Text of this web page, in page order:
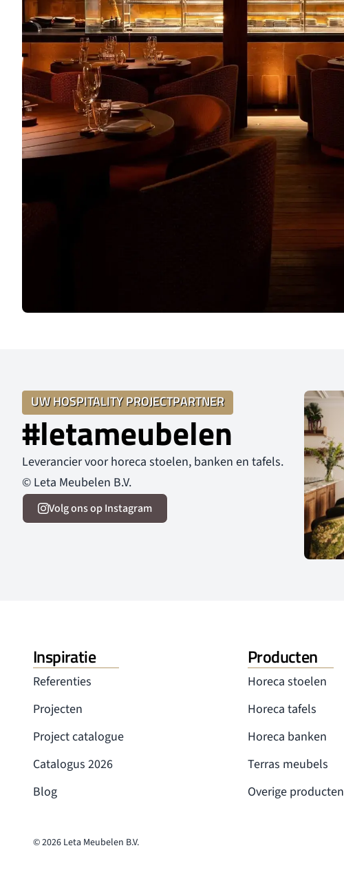
UW HOSPITALITY PROJECTPARTNER
#letameubelen
Leverancier voor horeca stoelen, banken en tafels.
© Leta Meubelen B.V.
Volg ons op Instagram
Inspiratie
Referenties
Projecten
Project catalogue
Catalogus 2026
Blog
Producten
Horeca stoelen
Horeca tafels
Horeca banken
Terras meubels
Overige producten
© 2026 Leta Meubelen B.V.